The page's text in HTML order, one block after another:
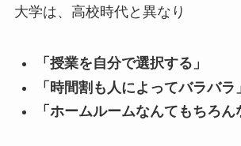
大学は、高校時代と異なり
「授業を自分で選択する」
「時間割も人によってバラバラ」
「ホームルームなんてもちろん